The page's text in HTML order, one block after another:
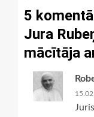
5
Jura
mācītāja